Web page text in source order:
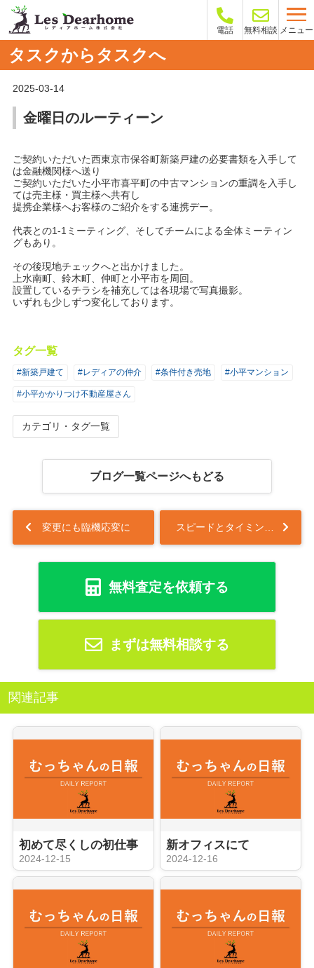
電話 無料相談 メニュー
タスクからタスクへ
2025-03-14
金曜日のルーティーン
ご契約いただいた西東京市保谷町新築戸建の必要書類を入手して
は金融機関様へ送り
ご契約いただいた小平市喜平町の中古マンションの重調を入手し
ては売主様・買主様へ共有し
提携企業様へお客様のご紹介をする連携デー。
代表との1-1 ミーティング、そしてチームによる全体ミーティン
グもあり。
その後現地チェックへと出かけました。
上水南町、鈴木町、仲町と小平市を周回。
設置しているチラシを補充しては各現場で写真撮影。
いずれも少しずつ変化しております。
タグ一覧
#新築戸建て #レディアの仲介 #条件付き売地 #小平マンション
#小平かかりつけ不動産屋さん
カテゴリ・タグ一覧
ブログ一覧ページへもどる
変更にも臨機応変に
無料査定を依頼する
まずは無料相談する
関連記事
初めて尽くしの初仕事
2024-12-15
新オフィスにて
2024-12-16